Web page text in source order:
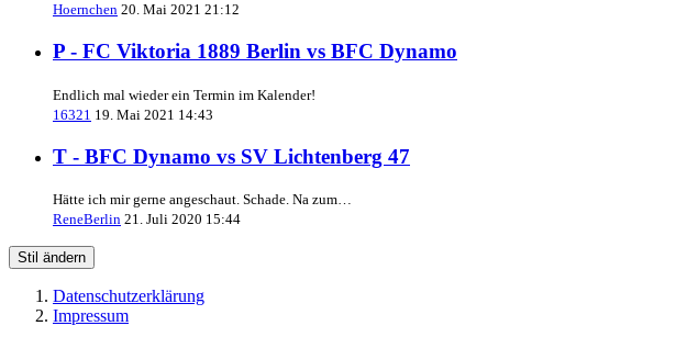
Hoernchen 20. Mai 2021 21:12
P - FC Viktoria 1889 Berlin vs BFC Dynamo
Endlich mal wieder ein Termin im Kalender!
16321 19. Mai 2021 14:43
T - BFC Dynamo vs SV Lichtenberg 47
Hätte ich mir gerne angeschaut. Schade. Na zum…
ReneBerlin 21. Juli 2020 15:44
Stil ändern
Datenschutzerklärung
Impressum